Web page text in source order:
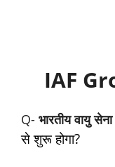
IAF
Q- भारतीय वायु
से शुरू होगा?